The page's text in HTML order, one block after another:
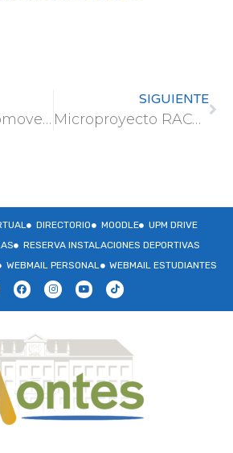
IMFOREST promoverá la bioeconomía forestal y la gestión sostenible de los productos forestales no madereros
SIGUIENTE
Microproyecto RACODIL (Raíces Compartidas en la Diversidad e Inclusión Lingüística)
DIRECTORIO MOODLE
UPM DRIVE
RESERVA INSTALACIONES DEPORTIVAS
WEBMAIL PERSONAL WEBMAIL ESTUDIANTES